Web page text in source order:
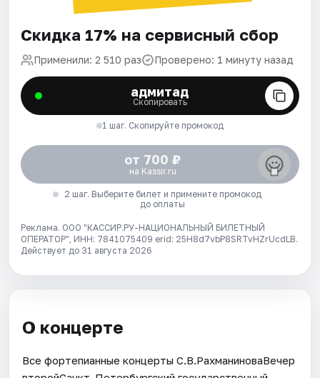
Скидка 17% на сервисный сбор
Применили: 2 510 раз Проверено: 1 минуту назад
адмитад
Скопировать
1 шаг. Скопируйте промокод
от 700 ₽
на Kassir.ru
2 шаг. Выберите билет и примените промокод
до оплаты
Реклама. ООО "КАССИР.РУ-НАЦИОНАЛЬНЫЙ БИЛЕТНЫЙ
ОПЕРАТОР", ИНН: 7841075409 erid: 25H8d7vbP8SRTvHZrUcdLB.
Действует до 31 августа 2026
О концерте
Все фортепианные концерты С.В.РахманиноваВечер